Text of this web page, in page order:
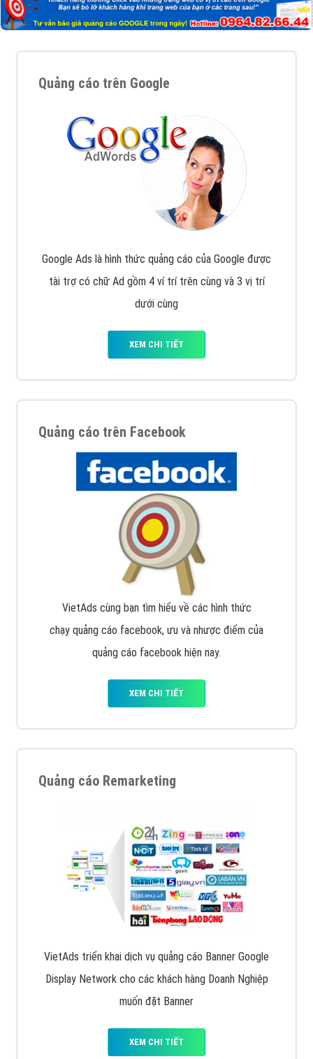
Quảng cáo trên Google
Google Ads là hình thức quảng cáo của Google được
tài trợ có chữ Ad gồm 4 ví trí trên cùng và 3 vị trí
dưới cùng
XEM CHI TIẾT
Quảng cáo trên Facebook
VietAds cùng bạn tìm hiểu về các hình thức
chạy quảng cáo facebook, ưu và nhược điểm của
quảng cáo facebook hiện nay.
XEM CHI TIẾT
Quảng cáo Remarketing
VietAds triển khai dịch vụ quảng cáo Banner Google
Display Network cho các khách hàng Doanh Nghiệp
muốn đặt Banner
XEM CHI TIẾT